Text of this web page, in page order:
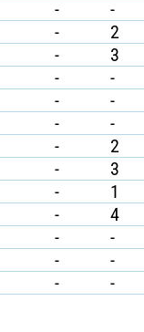
- -
- 2
- 3
- -
- -
- -
- 2
- 3
- 1
- 4
- -
- -
- -